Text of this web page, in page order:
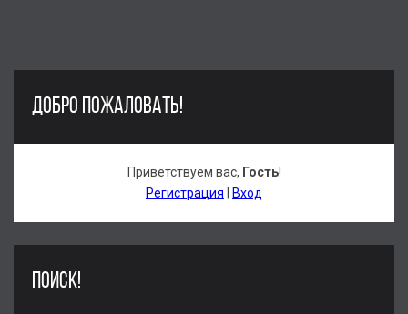
ДОБРО ПОЖАЛОВАТЬ!
Приветствуем вас, Гость!
Регистрация
Вход
ПОИСК!